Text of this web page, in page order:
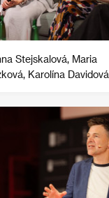
Stejskalová, Maria
Karolína Davidová